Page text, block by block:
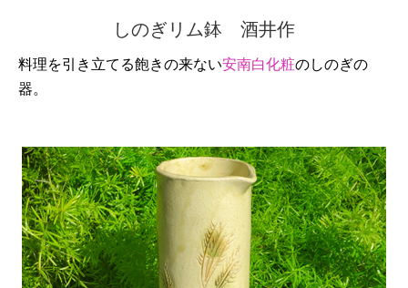
しのぎリム鉢 酒井作
料理を引き立てる飽きの来ない安南白化粧のしのぎの
器。